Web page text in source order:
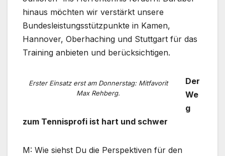
hinaus möchten wir verstärkt unsere
Bundesleistungsstützpunkte in Kamen,
Hannover, Oberhaching und Stuttgart für das
Training anbieten und berücksichtigen.
Erster Einsatz erst am Donnerstag: Mitfavorit
Max Rehberg.
Der
We
g
zum Tennisprofi ist hart und schwer
M: Wie siehst Du die Perspektiven für den